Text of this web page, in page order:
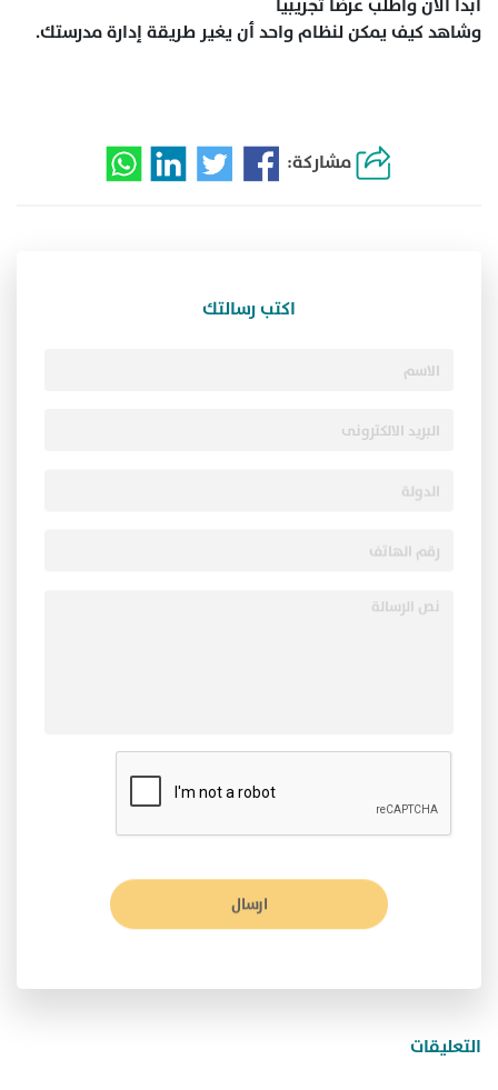
وشاهد كيف يمكن لنظام واحد أن يغير طريقة إدارة مدرستك.
مشاركة:
اكتب رسالتك
ارسال
التعليقات